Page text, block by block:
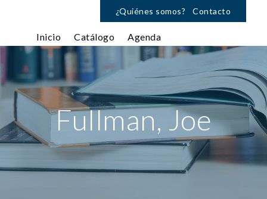
¿Quiénes somos? Contacto
Inicio Catálogo Agenda
Fullman, Joe